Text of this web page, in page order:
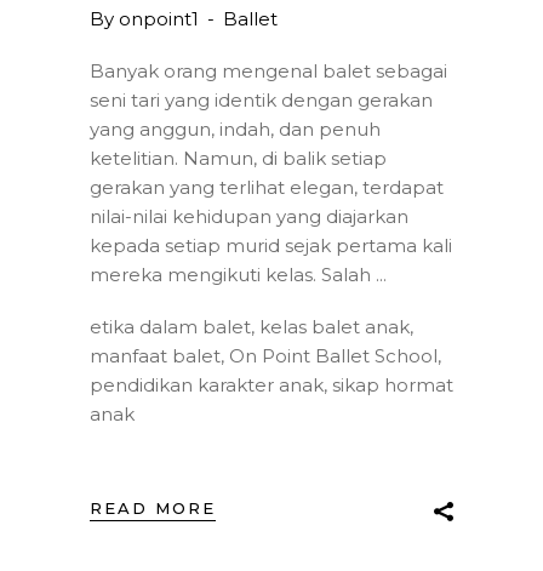
By onpoint1 Ballet
Banyak orang mengenal balet sebagai
seni tari yang identik dengan gerakan
yang anggun, indah, dan penuh
ketelitian. Namun, di balik setiap
gerakan yang terlihat elegan, terdapat
nilai-nilai kehidupan yang diajarkan
kepada setiap murid sejak pertama kali
mereka mengikuti kelas. Salah
etika dalam balet, kelas balet anak,
manfaat balet, On Point Ballet School,
pendidikan karakter anak, sikap hormat
anak
READ MORE